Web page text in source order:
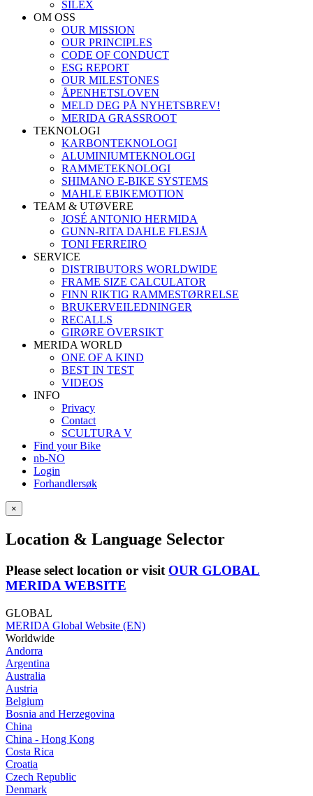
SILEX
OM OSS
OUR MISSION
OUR PRINCIPLES
CODE OF CONDUCT
ESG REPORT
OUR MILESTONES
ÅPENHETSLOVEN
MELD DEG PÅ NYHETSBREV!
MERIDA GRASSROOT
TEKNOLOGI
KARBONTEKNOLOGI
ALUMINIUMTEKNOLOGI
RAMMETEKNOLOGI
SHIMANO E-BIKE SYSTEMS
MAHLE EBIKEMOTION
TEAM & UTØVERE
JOSÉ ANTONIO HERMIDA
GUNN-RITA DAHLE FLESJÅ
TONI FERREIRO
SERVICE
DISTRIBUTORS WORLDWIDE
FRAME SIZE CALCULATOR
FINN RIKTIG RAMMESTØRRELSE
BRUKERVEILEDNINGER
RECALLS
GIRØRE OVERSIKT
MERIDA WORLD
ONE OF A KIND
BEST IN TEST
VIDEOS
INFO
Privacy
Contact
SCULTURA V
Find your Bike
nb-NO
Login
Forhandlersøk
×
Location & Language Selector
Please select location or visit OUR GLOBAL
MERIDA WEBSITE
GLOBAL
MERIDA Global Website (EN)
Worldwide
Andorra
Argentina
Australia
Austria
Belgium
Bosnia and Herzegovina
China
China - Hong Kong
Costa Rica
Croatia
Czech Republic
Denmark